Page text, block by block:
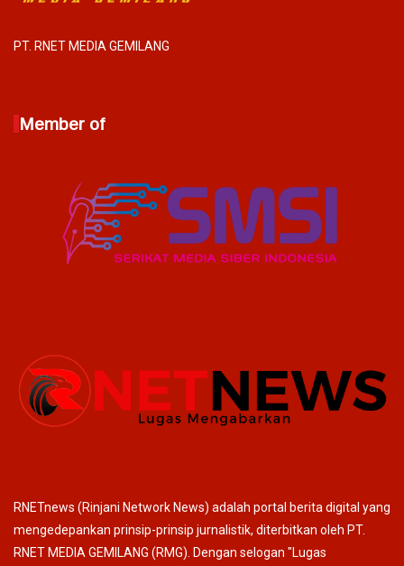
PT. RNET MEDIA GEMILANG
Member of
RNETnews (Rinjani Network News) adalah portal berita digital yang
mengedepankan prinsip-prinsip jurnalistik, diterbitkan oleh PT.
RNET MEDIA GEMILANG (RMG). Dengan selogan "Lugas